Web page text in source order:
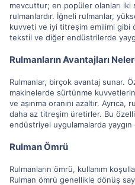
mevcuttur; en popüler olanları iki
rulmanlardır. İğneli rulmanlar,
kuvveti ve iyi titreşim emilimi gibi
tekstil ve diğer endüstrilerde
Rulmanların Avantajları
Rulmanlar, birçok avantaj sunar.
makinelerde sürtünme
ve aşınma oranını azaltır. Ayrıca,
daha az titreşim üretirler. Bu
endüstriyel uygulamalarda yaygın
Rulman Ömrü
Rulmanların ömrü, kullanım
Rulman ömrü genellikle dönüş